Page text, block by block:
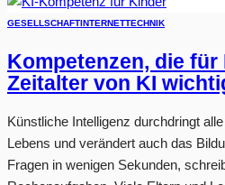
GESELLSCHAFTINTERNETTECHNIK
Kompetenzen, die für
Zeitalter von KI
Künstliche Intelligenz durchdringt
Lebens und verändert auch das
Fragen in wenigen Sekunden,